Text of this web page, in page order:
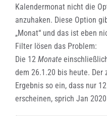
Kalendermonat nicht die
anzuhaken. Diese Option
„Monat“ und das ist eben
Filter lösen das Problem:
Die 12 Monate
dem 26.1.20 bis heute.
Ergebnis so ein, dass nur
erscheinen, sprich Jan